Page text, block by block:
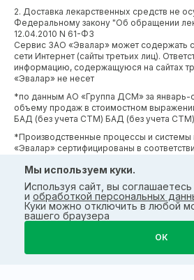
2. Доставка лекарственных средств не
Федеральному закону "Об обращении
12.04.2010 N 61-ФЗ
Сервис ЗАО «Эвалар» может содержать
сети Интернет (сайты третьих лиц).
информацию, содержащуюся на сайтах
«Эвалар» не несет
*по данным АО «Группа ДСМ» за январь-
объему продаж в стоимостном
БАД (без учета СТМ) БАД (без учета
*Производственные процессы и
«Эвалар» сертифицированы в
Мы используем куки.
Используя сайт, вы соглашаетесь
и обработкой персональных
Куки можно отключить в любой
вашего браузера
ОК